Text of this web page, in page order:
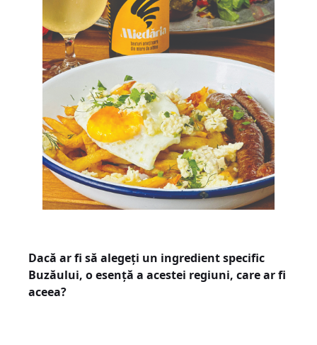
Dacă ar fi să alegeți un ingredient specific
Buzăului, o esență a acestei regiuni, care ar fi
aceea?